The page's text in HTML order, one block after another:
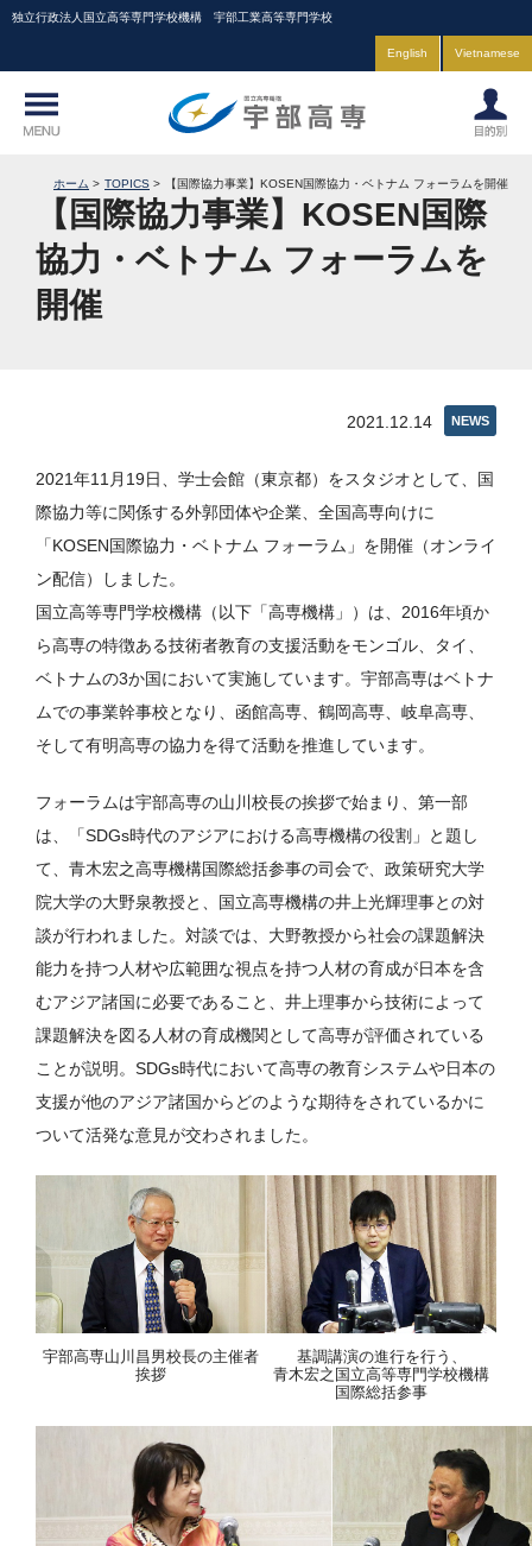
独立行政法人国立高等専門学校機構 宇部工業高等専門学校
English Vietnamese
ホーム TOPICS 【国際協力事業】KOSEN国際協力・ベトナム フォーラムを開催
【国際協力事業】KOSEN国際
協力・ベトナム フォーラムを
開催
NEWS
2021.12.14
2021年11月19日、学士会館（東京都）をスタジオとして、国
際協力等に関係する外郭団体や企業、全国高専向けに
「KOSEN国際協力・ベトナム フォーラム」を開催（オンライ
ン配信）しました。
国立高等専門学校機構（以下「高専機構」）は、2016年頃か
ら高専の特徴ある技術者教育の支援活動をモンゴル、タイ、
ベトナムの3か国において実施しています。宇部高専はベトナ
ムでの事業幹事校となり、函館高専、鶴岡高専、岐阜高専、
そして有明高専の協力を得て活動を推進しています。
フォーラムは宇部高専の山川校長の挨拶で始まり、第一部
は、「SDGs時代のアジアにおける高専機構の役割」と題し
て、青木宏之高専機構国際総括参事の司会で、政策研究大学
院大学の大野泉教授と、国立高専機構の井上光輝理事との対
談が行われました。対談では、大野教授から社会の課題解決
能力を持つ人材や広範囲な視点を持つ人材の育成が日本を含
むアジア諸国に必要であること、井上理事から技術によって
課題解決を図る人材の育成機関として高専が評価されている
ことが説明。SDGs時代において高専の教育システムや日本の
支援が他のアジア諸国からどのような期待をされているかに
ついて活発な意見が交わされました。
宇部高専山川昌男校長の主催者
挨拶
基調講演の進行を行う、
青木宏之国立高等専門学校機構
国際総括参事